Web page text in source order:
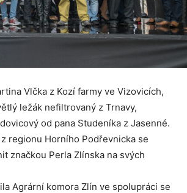
Vlčka z Kozí farmy ve Vizovicích,
ležák nefiltrovaný z Trnavy,
od pana Studeníka z Jasenné.
regionu Horního Podřevnicka se
značkou Perla Zlínska na svých
Agrární komora Zlín ve spolupráci se